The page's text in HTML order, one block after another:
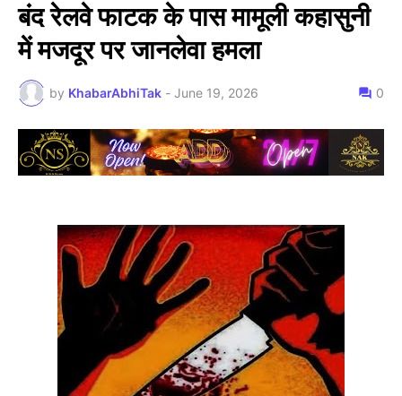
​बंद रेलवे फाटक के पास मामूली कहासुनी
में मजदूर पर जानलेवा हमला
by KhabarAbhiTak - June 19, 2026 0